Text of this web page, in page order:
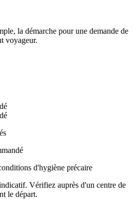
la démarche pour une demande de
voyageur.
d'hygiène précaire
Vérifiez auprès d'un centre de
le départ.